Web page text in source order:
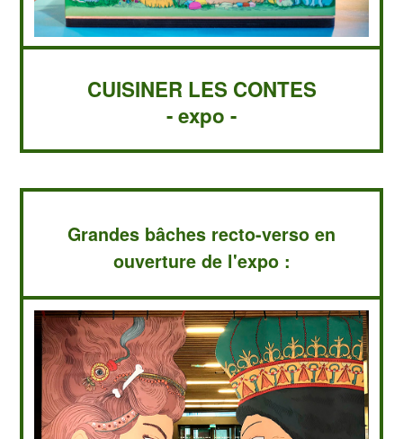
CUISINER LES CONTES
- expo -
Grandes bâches recto-verso en
ouverture de l'expo :